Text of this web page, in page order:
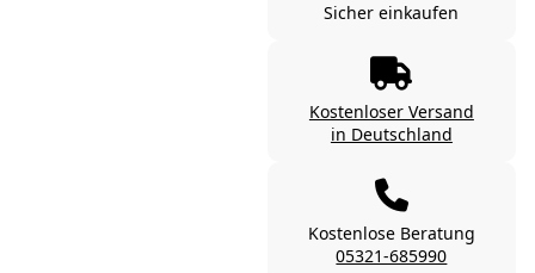
Sicher einkaufen
Kostenloser Versand
in Deutschland
Kostenlose Beratung
05321-685990